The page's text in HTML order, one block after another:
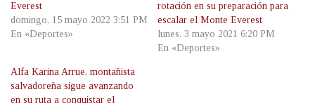
Everest
domingo, 15 mayo 2022 3:51 PM
En «Deportes»
rotación en su preparación para
escalar el Monte Everest
lunes, 3 mayo 2021 6:20 PM
En «Deportes»
Alfa Karina Arrue, montañista
salvadoreña sigue avanzando
en su ruta a conquistar el